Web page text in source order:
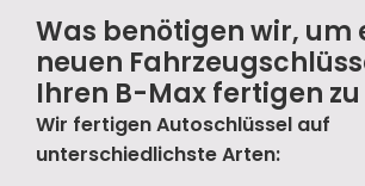
Was benötigen wir, um
neuen
Ihren B-Max fertigen
Wir fertigen Autoschlüssel auf
unterschiedlichste Arten: